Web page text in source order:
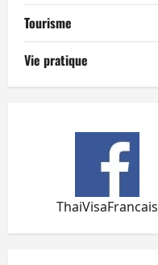
Tourisme
Vie pratique
ThaiVisaFrancais